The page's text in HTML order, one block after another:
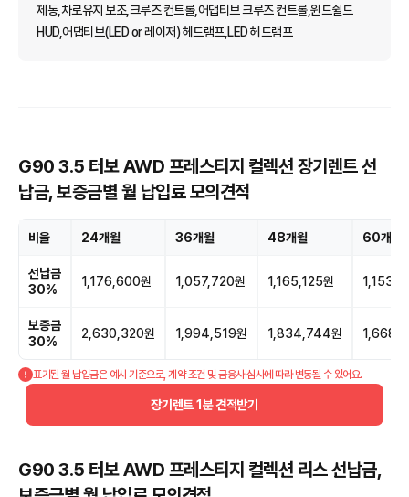
제동,차로유지 보조,크루즈 컨트롤,어댑티브 크루즈 컨트롤,윈드쉴드
HUD,어댑티브(LED or 레이저) 헤드램프,LED 헤드램프
G90 3.5 터보 AWD 프레스티지 컬렉션 장기렌트 선
납금, 보증금별 월 납입료 모의견적
비율 24개월 36개월 48개월 60개월
선납금
30%
1,176,600원 1,057,720원 1,165,125원
보증금
30%
2,630,320원 1,994,519원 1,834,744원
표기된 월 납입금은 예시 기준으로, 계약 조건 및 금융사 심사에 따라 변동될 수 있어요.
장기렌트 1분 견적받기
G90 3.5 터보 AWD 프레스티지 컬렉션 리스 선납금,